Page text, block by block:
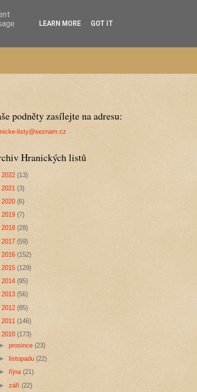
podněty zasílejte na adresu:
listy@seznam.cz
Hranických listů
2022 (13)
2021 (3)
2020 (6)
2019 (7)
2018 (28)
2017 (59)
2016 (152)
2015 (129)
2014 (95)
2013 (56)
2012 (85)
2011 (146)
2010 (173)
►prosince (23)
►
listopadu(22)
►října(21)
►září (22)
LEARN MORE GOT IT